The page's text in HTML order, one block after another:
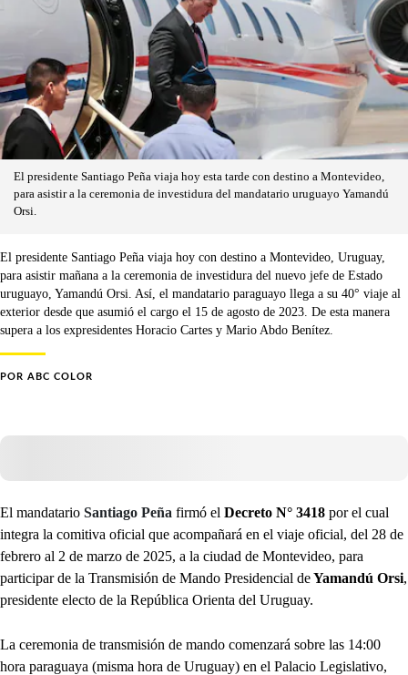
El presidente Santiago Peña viaja hoy esta tarde con destino a Montevideo,
para asistir a la ceremonia de investidura del mandatario uruguayo Yamandú
Orsi.
El presidente Santiago Peña viaja hoy con destino a Montevideo, Uruguay,
para asistir mañana a la ceremonia de investidura del nuevo jefe de Estado
uruguayo, Yamandú Orsi. Así, el mandatario paraguayo llega a su 40° viaje al
exterior desde que asumió el cargo el 15 de agosto de 2023. De esta manera
supera a los expresidentes Horacio Cartes y Mario Abdo Benítez.
POR ABC COLOR
El mandatario Santiago Peña firmó el Decreto N° 3418 por el cual
integra la comitiva oficial que acompañará en el viaje oficial, del 28 de
febrero al 2 de marzo de 2025, a la ciudad de Montevideo, para
participar de la Transmisión de Mando Presidencial deYamandú Orsi,
presidente electo de la República Orienta del Uruguay.
La ceremonia de transmisión de mando comenzará sobre las 14:00
hora paraguaya (misma hora de Uruguay) en el Palacio Legislativo,